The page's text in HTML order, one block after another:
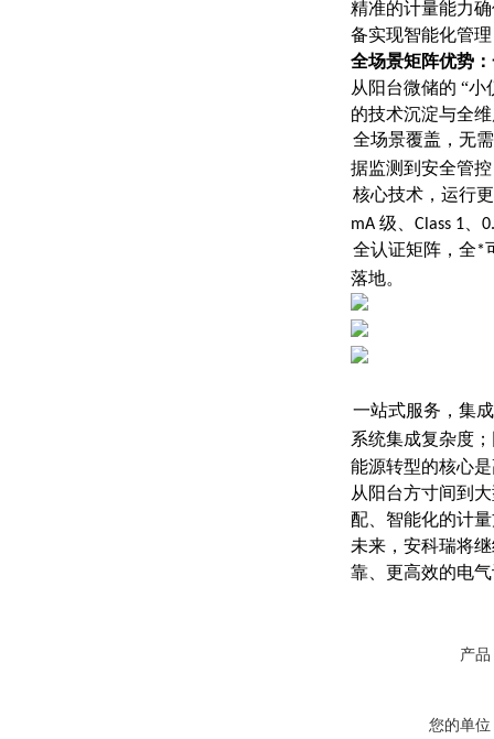
精准的计量能力
备实现智能化管
全场景矩阵优势
从阳台微储的 “
的技术沉淀与全
全场景覆盖，无
据监测到安全管
核心技术，运行
mA 级、Class 1
全认证矩阵，全*
落地。
一站式服务，集
系统集成复杂度
能源转型的核心
从阳台方寸间到
配、智能化的计
未来，安科瑞将
靠、更高效的电
产品
您的单位